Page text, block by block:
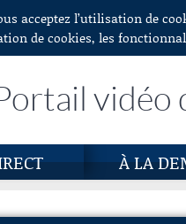
acceptez l’utilisation de
de cookies, les
vidéo
À LA